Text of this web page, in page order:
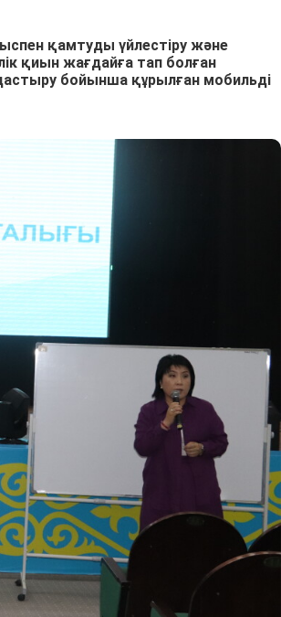
қамтуды үйлестіру және
қиын жағдайға тап болған
бойынша құрылған мобильді